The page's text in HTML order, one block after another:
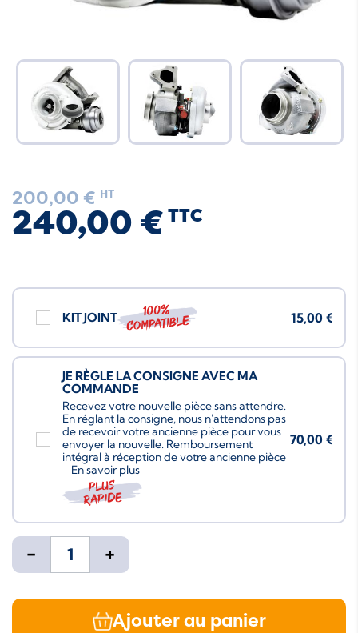
200,00 € HT
240,00 € TTC
KIT JOINT 100%
compatible 15,00 €
JE RÈGLE LA CONSIGNE AVEC MA
COMMANDE
Recevez votre nouvelle pièce sans attendre.
En réglant la consigne, nous n'attendons pas
de recevoir votre ancienne pièce pour vous
envoyer la nouvelle. Remboursement
intégral à réception de votre ancienne pièce
- En savoir plus
Plus
rapide
70,00 €
- +
Ajouter au panier